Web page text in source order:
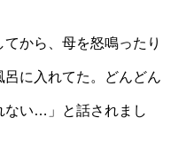
から、母を怒鳴ったり
に入れてた。どんどん
ない…」と話されまし